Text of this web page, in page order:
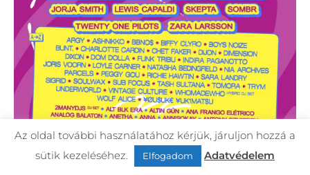
Az oldal további használatához kérjük, járuljon hozzá a
sütik kezeléséhez.
Elfogadom Adatvédelem